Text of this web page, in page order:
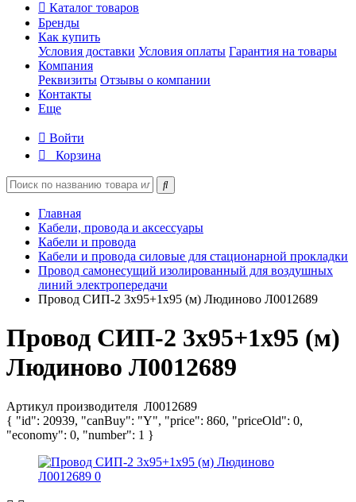
Каталог товаров
Бренды
Как купить
Условия доставки Условия оплаты Гарантия на товары
Компания
Реквизиты Отзывы о компании
Контакты
Еще
Войти
Корзина
Главная
Кабели, провода и аксессуары
Кабели и провода
Кабели и провода силовые для стационарной прокладки
Провод самонесущий изолированный для воздушных
линий электропередачи
Провод СИП-2 3х95+1х95 (м) Людиново Л0012689
Провод СИП-2 3х95+1х95 (м)
Людиново Л0012689
Артикул производителя Л0012689
{ "id": 20939, "canBuy": "Y", "price": 860, "priceOld": 0,
"economy": 0, "number": 1 }